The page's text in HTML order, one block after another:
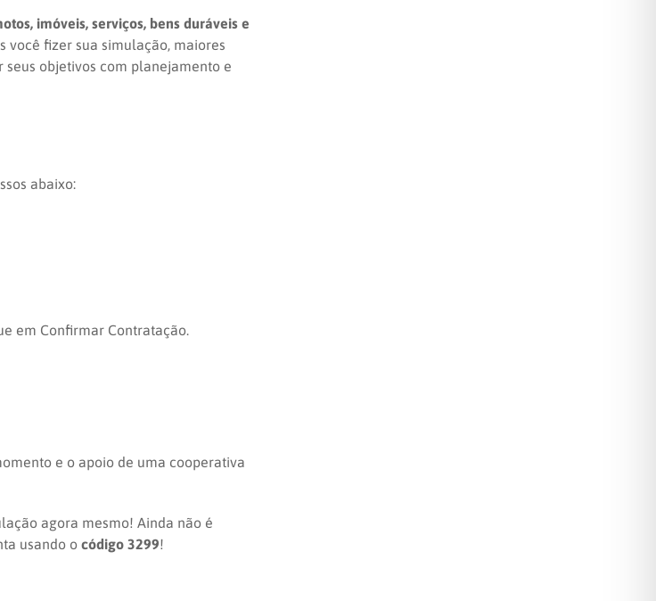
imóveis, serviços, bens duráveis e
você fizer sua simulação, maiores
seus objetivos com planejamento e
abaixo:
em Confirmar Contratação.
e o apoio de uma cooperativa
agora mesmo! Ainda não é
usando o código 3299!